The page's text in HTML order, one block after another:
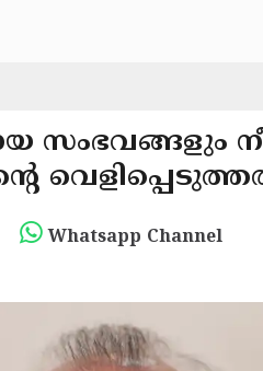
സംഭവങ്ങളും
Whatsapp Channel